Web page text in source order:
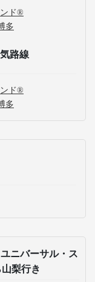
ド®
多
路線
ド®
多
ニバーサル・ス
梨行き